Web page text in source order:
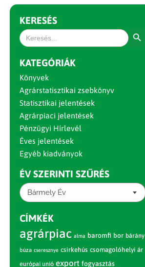
KERESÉS
Search
for:
KATEGÓRIÁK
Könyvek
Agrárstatisztikai zsebkönyv
Statisztikai jelentések
Agrárpiaci jelentések
Pénzügyi Hírlevél
Éves jelentések
Egyéb kiadványok
ÉV SZERINTI SZŰRÉS
Bármely Év
CÍMKÉK
agrárpiac alma baromfi bor bárány
búza cseresznye csirkehús csomagolóhelyi ár
európai unió export fogyasztás